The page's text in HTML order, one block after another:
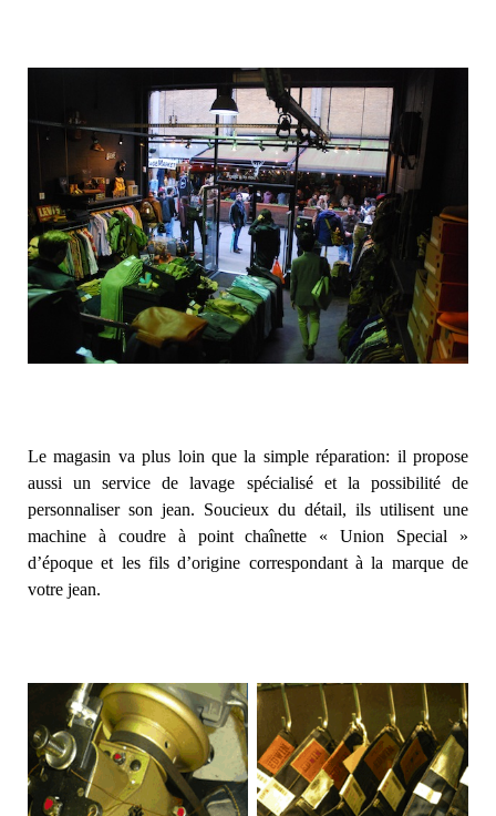
Le magasin va plus loin que la simple réparation: il propose
aussi un service de lavage spécialisé et la possibilité de
personnaliser son jean. Soucieux du détail, ils utilisent une
machine à coudre à point chaînette « Union Special »
d’époque et les fils d’origine correspondant à la marque de
votre jean.